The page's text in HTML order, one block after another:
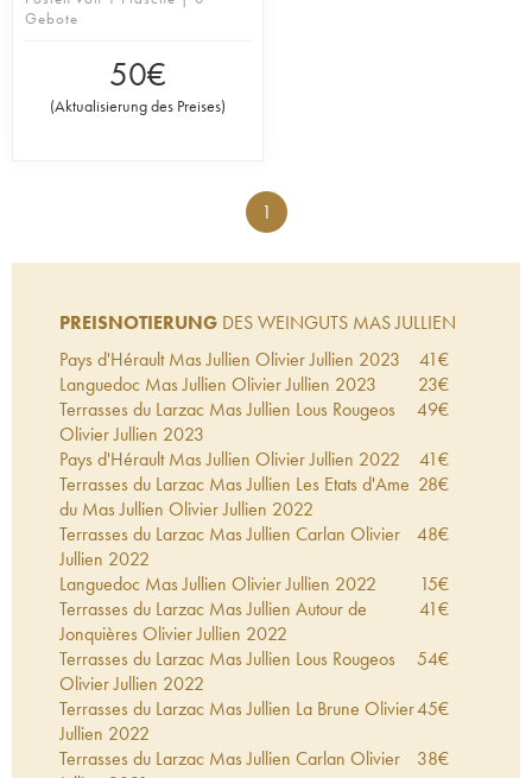
Gebote
50€
(Aktualisierung des Preises)
1
PREISNOTIERUNG DES WEINGUTS MAS JULLIEN
Pays d'Hérault Mas Jullien Olivier Jullien 2023 41€
Languedoc Mas Jullien Olivier Jullien 2023 23€
Terrasses du Larzac Mas Jullien Lous Rougeos
Olivier Jullien 2023
49€
Pays d'Hérault Mas Jullien Olivier Jullien 2022 41€
Terrasses du Larzac Mas Jullien Les Etats d'Ame
du Mas Jullien Olivier Jullien 2022
28€
Terrasses du Larzac Mas Jullien Carlan Olivier
Jullien 2022
48€
Languedoc Mas Jullien Olivier Jullien 2022 15€
Terrasses du Larzac Mas Jullien Autour de
Jonquières Olivier Jullien 2022
41€
Terrasses du Larzac Mas Jullien Lous Rougeos
Olivier Jullien 2022
54€
Terrasses du Larzac Mas Jullien La Brune Olivier
Jullien 2022
45€
Terrasses du Larzac Mas Jullien Carlan Olivier
38€